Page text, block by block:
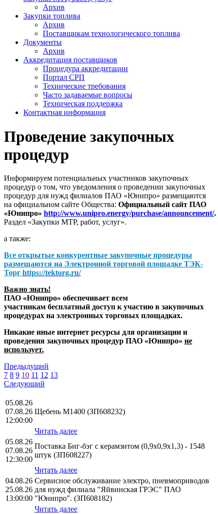
Архив
Закупки топлива
Архив
Поставщикам технологического топлива
Документы
Архив
Аккредитация поставщиков
Процедура аккредитации
Портал СРП
Технические требования
Часто задаваемые вопросы
Техническая поддержка
Контактная информация
Проведение закупочных
процедур
Информируем потенциальных участников закупочных
процедур о том, что уведомления о проведении закупочных
процедур для нужд филиалов ПАО «Юнипро» размещаются
на официальном сайте Общества: Официальный сайт ПАО
«Юнипро» http://www.unipro.energy/purchase/announcement/.
Раздел «Закупки МТР, работ, услуг».
а также:
Все открытые конкурентные закупочные процедуры
размещаются на Электронной торговой площадке ТЭК-
Торг https://tektorg.ru/
Важно знать!
ПАО «Юнипро» обеспечивает всем
участникам бесплатный доступ к участию в закупочных
процедурах на электронных торговых площадках.
Никакие иные интернет ресурсы для организации и
проведения закупочных процедур ПАО «Юнипро» не
использует.
Предыдущий
7 8 9 10 11 12 13
Следующий
05.08.26
07.08.26
12:00:00
Щебень М1400 (ЗП608232)
Читать далее
05.08.26
07.08.26
12:30:00
Поставка Биг-бэг с керамзитом (0,9х0,9х1,3) - 1548
штук (ЗП608227)
Читать далее
04.08.26
25.08.26
13:00:00
Сервисное обслуживание электро, пневмоприводов
для нужд филиала "Яйвинская ГРЭС" ПАО
"Юнипро". (ЗП608182)
Читать далее